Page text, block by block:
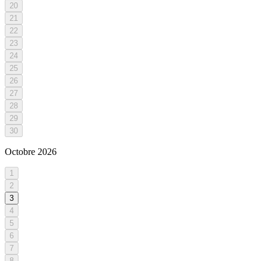
20
21
22
23
24
25
26
27
28
29
30
Octobre 2026
1
2
3
4
5
6
7